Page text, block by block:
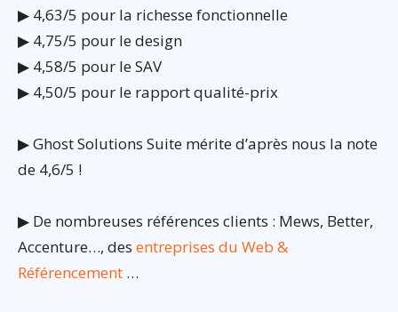
▶ 4,63/5 pour la richesse fonctionnelle
▶ 4,75/5 pour le design
▶ 4,58/5 pour le SAV
▶ 4,50/5 pour le rapport qualité-prix
▶ Ghost Solutions Suite mérite d’après nous la note
de 4,6/5 !
▶ De nombreuses références clients : Mews, Better,
Accenture…, des entreprises du Web &
Référencement …